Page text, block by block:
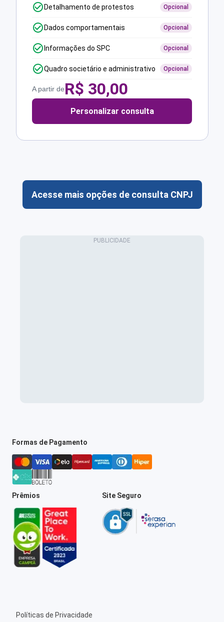
Detalhamento de protestos Opcional
Dados comportamentais Opcional
Informações do SPC Opcional
Quadro societário e administrativo Opcional
A partir deR$ 30,00
Personalizar consulta
Acesse mais opções de consulta CNPJ
Formas de Pagamento
Prêmios Site Seguro
Políticas de Privacidade